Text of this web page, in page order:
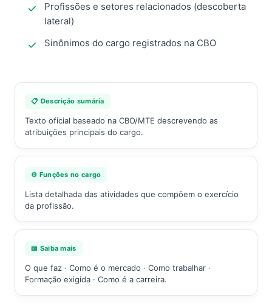
Profissões e setores relacionados (descoberta
lateral)
Sinônimos do cargo registrados na CBO
📋 Descrição sumária
Texto oficial baseado na CBO/MTE descrevendo as
atribuições principais do cargo.
⚙️ Funções no cargo
Lista detalhada das atividades que compõem o exercício
da profissão.
📖 Saiba mais
O que faz · Como é o mercado · Como trabalhar ·
Formação exigida · Como é a carreira.